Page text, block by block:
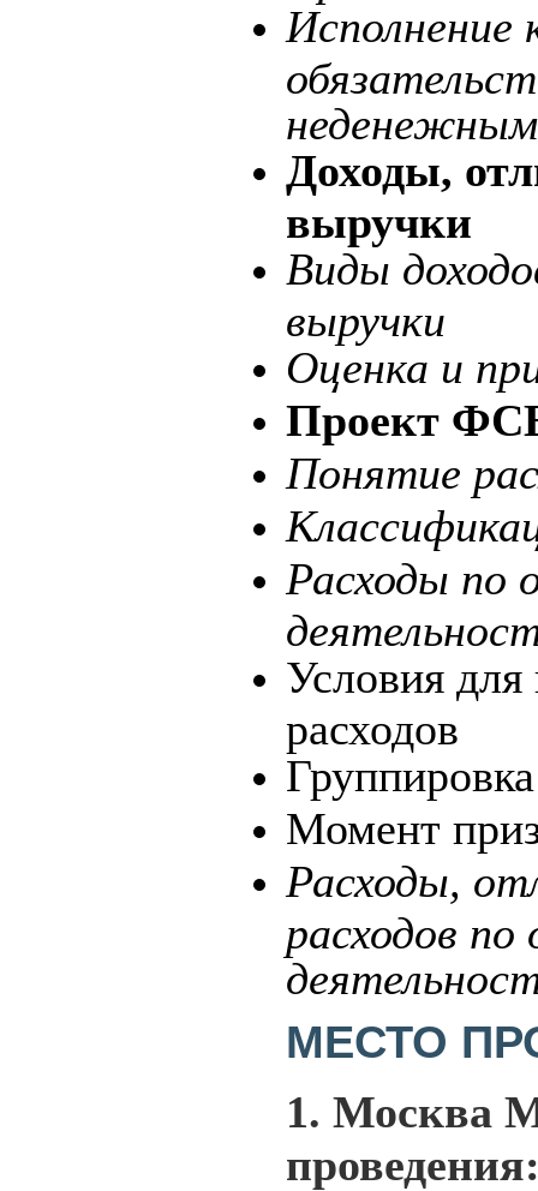
Исполнение
Доходы,
выручки
Виды
выручки
Оценка и
Проект
Понятие
Расходы по
Условия для
расходов
Момент
Расходы,
расходов
МЕСТО
1. Москва